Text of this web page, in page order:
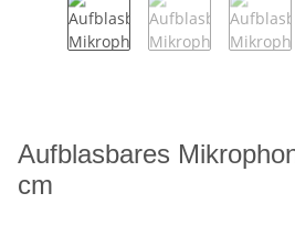
Aufblasbares
cm